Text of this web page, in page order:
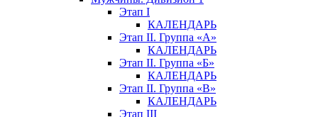
Этап I
КАЛЕНДАРЬ
Этап II. Группа «А»
КАЛЕНДАРЬ
Этап II. Группа «Б»
КАЛЕНДАРЬ
Этап II. Группа «В»
КАЛЕНДАРЬ
Этап III